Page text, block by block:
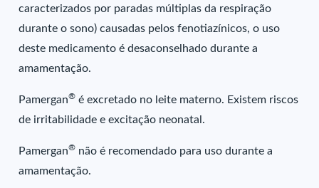
caracterizados por paradas múltiplas da respiração
durante o sono) causadas pelos fenotiazínicos, o uso
deste medicamento é desaconselhado durante a
amamentação.
Pamergan® é excretado no leite materno. Existem riscos
de irritabilidade e excitação neonatal.
Pamergan® não é recomendado para uso durante a
amamentação.